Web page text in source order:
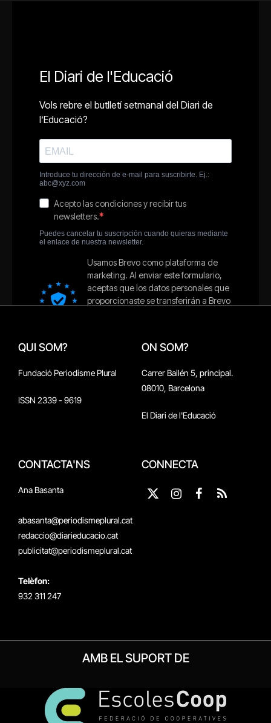
QUI SOM?
Fundació Periodisme Plural
ISSN 2339 - 9619
ON SOM?
Carrer Bailén 5, principal.
08010, Barcelona
El Diari de l'Educació
CONTACTA'NS
Ana Basanta
abasanta@periodismeplural.cat
redaccio@diarieducacio.cat
publicitat@periodismeplural.cat
Telèfon:
932 311 247
CONNECTA
X
Instagram
Facebook
RSS
AMB EL SUPORT DE